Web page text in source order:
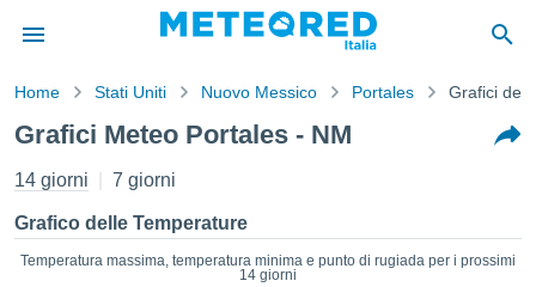
di
stati
da
Home Stati Uniti Nuovo Messico Portales Grafici del
Grafici Meteo Portales - NM
14 giorni 7 giorni
Grafico delle Temperature
Temperatura massima, temperatura minima e punto di rugiada per i prossimi
14 giorni